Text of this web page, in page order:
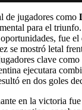
de jugadores como
para el
fue
se mostró letal
clave como
ejecutara
en dos goles
en la victoria